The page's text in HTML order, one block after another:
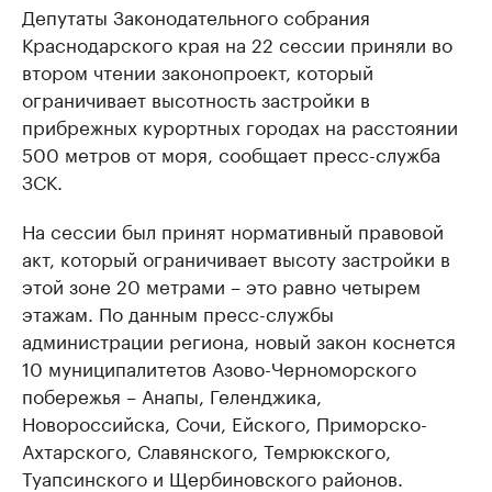
Депутаты Законодательного собрания
Краснодарского края на 22 сессии приняли во
втором чтении законопроект, который
ограничивает высотность застройки в
прибрежных курортных городах на расстоянии
500 метров от моря, сообщает пресс-служба
ЗСК.
На сессии был принят нормативный правовой
акт, который ограничивает высоту застройки в
этой зоне 20 метрами – это равно четырем
этажам. По данным пресс-службы
администрации региона, новый закон коснется
10 муниципалитетов Азово-Черноморского
побережья – Анапы, Геленджика,
Новороссийска, Сочи, Ейского, Приморско-
Ахтарского, Славянского, Темрюкского,
Туапсинского и Щербиновского районов.